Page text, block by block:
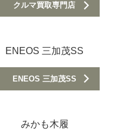
クルマ買取専門店
ENEOS 三加茂SS
ENEOS 三加茂SS
みかも木履